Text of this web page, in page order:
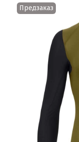
Предзаказ